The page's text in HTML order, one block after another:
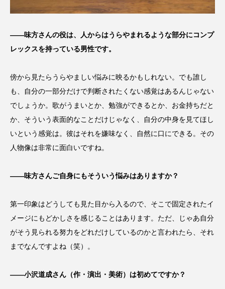
――味方さんの役は、人からはうらやまれるような部分にコンプ
レックスを持っている男性です。
傍から見たらうらやましい悩みに映るかもしれない。でも誰し
も、自分の一部分だけで判断されたくない感覚はあるんじゃない
でしょうか。歌がうまいとか、勉強ができるとか、お金持ちだと
か、そういう表面的なことだけじゃなく、自分の中身を見てほし
いという感覚は。彼はそれを嫌味なく、自然に口にできる。その
人物像は非常に面白いですね。
――味方さんご自身にもそういう悩みはありますか？
第一印象はどうしても見た目から入るので、そこで固定されたイ
メージにもどかしさを感じることはあります。ただ、じゃあ自分
がそう見られる努力をどれだけしているのかと言われたら、それ
までなんですよね（笑）。
――小沢道成さん（作・演出・美術）は初めてですか？